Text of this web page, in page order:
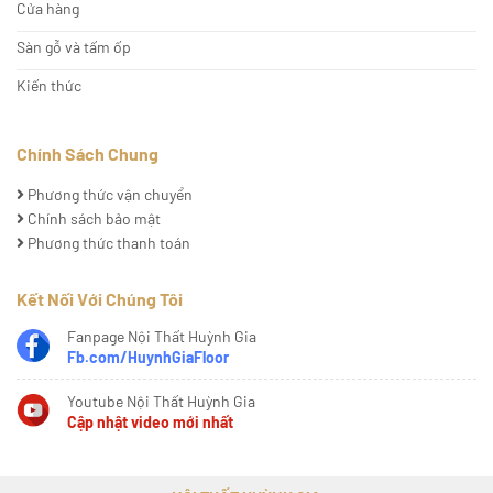
Cửa hàng
Sàn gỗ và tấm ốp
Kiến thức
Chính Sách Chung
Phương thức vận chuyển
Chính sách bảo mật
Phương thức thanh toán
Kết Nối Với Chúng Tôi
Fanpage Nội Thất Huỳnh Gia
Fb.com/HuynhGiaFloor
Youtube Nội Thất Huỳnh Gia
Cập nhật video mới nhất